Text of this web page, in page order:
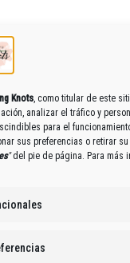
Knots , como titular de este
analizar el tráfico y
para el
sus preferencias o retirar
"del pie de página. Para más
para salir, ir a
los pasajes en